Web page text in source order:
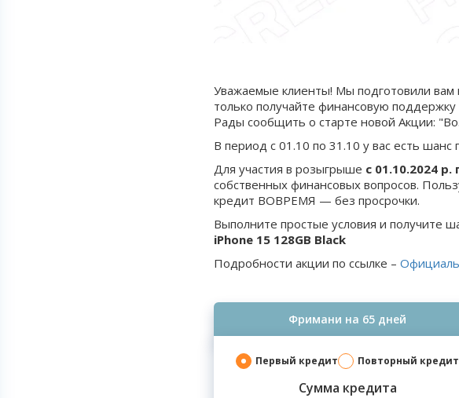
Уважаемые клиенты! Мы подготовили
только получайте финансовую
Рады сообщить о старте новой Акции:
В период с 01.10 по 31.10 у вас есть
Для участия в розыгрыше с 01.10.2024 р.
собственных финансовых вопросов.
кредит ВОВРЕМЯ — без просрочки.
Выполните простые условия и получите
iPhone 15 128GB Black
Подробности акции по ссылке –
Фримани на 65 дней
Первый кредит Повторный кредит
Сумма кредита